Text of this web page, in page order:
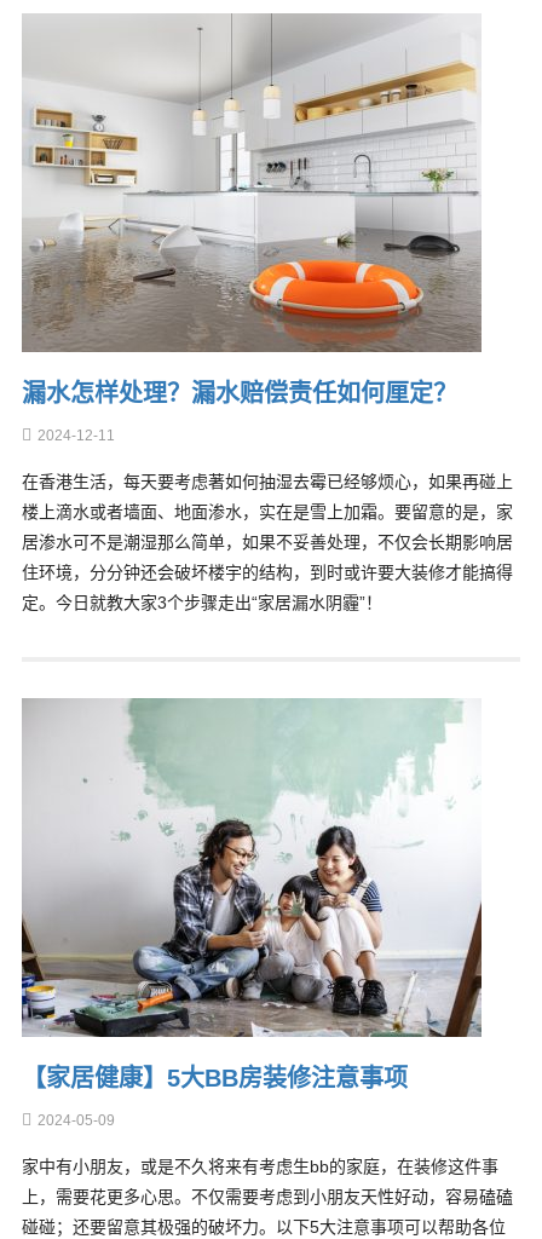
漏水怎样处理？漏水赔偿责任如何厘定？
2024-12-11
在香港生活，每天要考虑著如何抽湿去霉已经够烦心，如果再碰上
楼上滴水或者墙面、地面渗水，实在是雪上加霜。要留意的是，家
居渗水可不是潮湿那么简单，如果不妥善处理，不仅会长期影响居
住环境，分分钟还会破坏楼宇的结构，到时或许要大装修才能搞得
定。今日就教大家3个步骤走出“家居漏水阴霾”！
【家居健康】5大BB房装修注意事项
2024-05-09
家中有小朋友，或是不久将来有考虑生bb的家庭，在装修这件事
上，需要花更多心思。不仅需要考虑到小朋友天性好动，容易磕磕
碰碰；还要留意其极强的破坏力。以下5大注意事项可以帮助各位